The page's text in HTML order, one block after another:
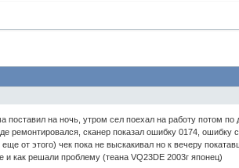
поставил на ночь, утром сел поехал на работу потом по
ремонтировался, сканер показал ошибку 0174, ошибку
от этого) чек пока не выскакивал но к вечеру
и как решали проблему (теана VQ23DE 2003г японец)